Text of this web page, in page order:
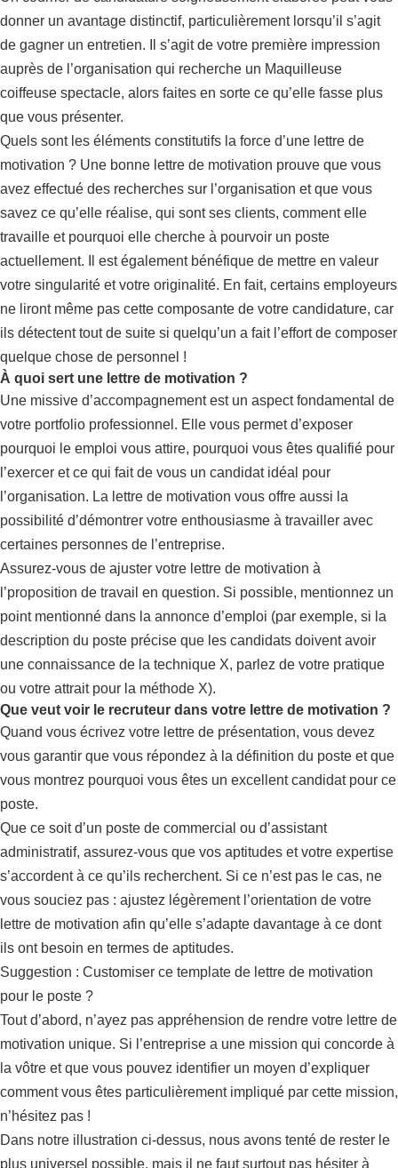
donner un avantage distinctif, particulièrement lorsqu’il s’agit
de gagner un entretien. Il s’agit de votre première impression
auprès de l’organisation qui recherche un Maquilleuse
coiffeuse spectacle, alors faites en sorte ce qu’elle fasse plus
que vous présenter.
Quels sont les éléments constitutifs la force d’une lettre de
motivation ? Une bonne lettre de motivation prouve que vous
avez effectué des recherches sur l’organisation et que vous
savez ce qu’elle réalise, qui sont ses clients, comment elle
travaille et pourquoi elle cherche à pourvoir un poste
actuellement. Il est également bénéfique de mettre en valeur
votre singularité et votre originalité. En fait, certains employeurs
ne liront même pas cette composante de votre candidature, car
ils détectent tout de suite si quelqu’un a fait l’effort de composer
quelque chose de personnel !
À quoi sert une lettre de motivation ?
Une missive d’accompagnement est un aspect fondamental de
votre portfolio professionnel. Elle vous permet d’exposer
pourquoi le emploi vous attire, pourquoi vous êtes qualifié pour
l’exercer et ce qui fait de vous un candidat idéal pour
l’organisation. La lettre de motivation vous offre aussi la
possibilité d’démontrer votre enthousiasme à travailler avec
certaines personnes de l’entreprise.
Assurez-vous de ajuster votre lettre de motivation à
l’proposition de travail en question. Si possible, mentionnez un
point mentionné dans la annonce d’emploi (par exemple, si la
description du poste précise que les candidats doivent avoir
une connaissance de la technique X, parlez de votre pratique
ou votre attrait pour la méthode X).
Que veut voir le recruteur dans votre lettre de motivation ?
Quand vous écrivez votre lettre de présentation, vous devez
vous garantir que vous répondez à la définition du poste et que
vous montrez pourquoi vous êtes un excellent candidat pour ce
poste.
Que ce soit d’un poste de commercial ou d’assistant
administratif, assurez-vous que vos aptitudes et votre expertise
s’accordent à ce qu’ils recherchent. Si ce n’est pas le cas, ne
vous souciez pas : ajustez légèrement l’orientation de votre
lettre de motivation afin qu’elle s’adapte davantage à ce dont
ils ont besoin en termes de aptitudes.
Suggestion : Customiser ce template de lettre de motivation
pour le poste ?
Tout d’abord, n’ayez pas appréhension de rendre votre lettre de
motivation unique. Si l’entreprise a une mission qui concorde à
la vôtre et que vous pouvez identifier un moyen d’expliquer
comment vous êtes particulièrement impliqué par cette mission,
n’hésitez pas !
Dans notre illustration ci-dessus, nous avons tenté de rester le
plus universel possible, mais il ne faut surtout pas hésiter à